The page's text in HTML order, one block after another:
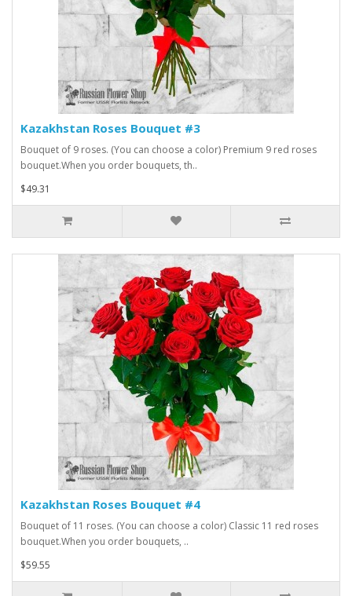
Kazakhstan Roses Bouquet #3
Bouquet of 9 roses. (You can choose a color) Premium 9 red roses
bouquet.When you order bouquets, th..
$49.31
Kazakhstan Roses Bouquet #4
Bouquet of 11 roses. (You can choose a color) Classic 11 red roses
bouquet.When you order bouquets, ..
$59.55